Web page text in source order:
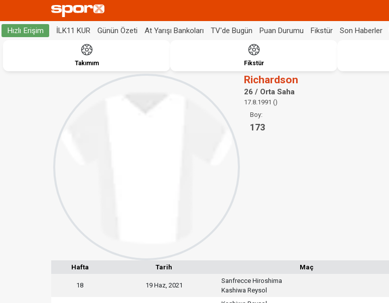
Hızlı Erişim İLK11 KUR Günün Özeti At Yarışı Bankoları TV'de Bugün Puan Durumu Fikstür Son Haberler
Takımım Fikstür
Richardson
26 / Orta Saha
17.8.1991 ()
Boy:
173
Hafta Tarih Maç
18 19 Haz, 2021
Sanfrecce Hiroshima
Kashiwa Reysol